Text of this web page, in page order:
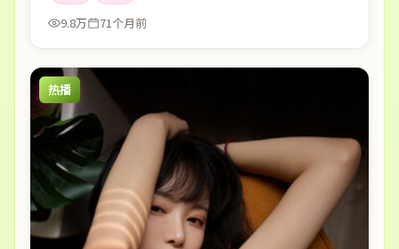
9.8万
71个月前
热播